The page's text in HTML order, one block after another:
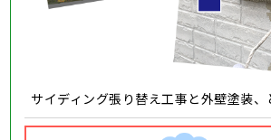
サイディング張り替え工事と外壁塗装、